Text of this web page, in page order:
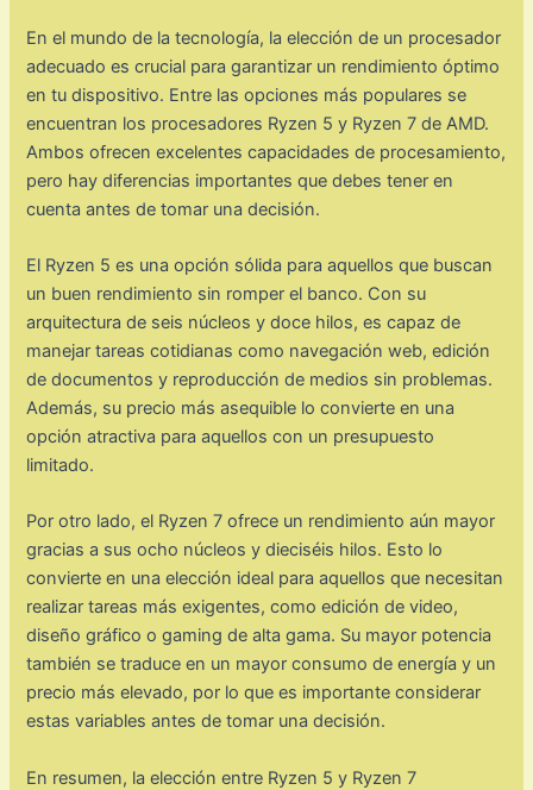
En el mundo de la tecnología, la elección de un procesador
adecuado es crucial para garantizar un rendimiento óptimo
en tu dispositivo. Entre las opciones más populares se
encuentran los procesadores Ryzen 5 y Ryzen 7 de AMD.
Ambos ofrecen excelentes capacidades de procesamiento,
pero hay diferencias importantes que debes tener en
cuenta antes de tomar una decisión.
El Ryzen 5 es una opción sólida para aquellos que buscan
un buen rendimiento sin romper el banco. Con su
arquitectura de seis núcleos y doce hilos, es capaz de
manejar tareas cotidianas como navegación web, edición
de documentos y reproducción de medios sin problemas.
Además, su precio más asequible lo convierte en una
opción atractiva para aquellos con un presupuesto
limitado.
Por otro lado, el Ryzen 7 ofrece un rendimiento aún mayor
gracias a sus ocho núcleos y dieciséis hilos. Esto lo
convierte en una elección ideal para aquellos que necesitan
realizar tareas más exigentes, como edición de video,
diseño gráfico o gaming de alta gama. Su mayor potencia
también se traduce en un mayor consumo de energía y un
precio más elevado, por lo que es importante considerar
estas variables antes de tomar una decisión.
En resumen, la elección entre Ryzen 5 y Ryzen 7